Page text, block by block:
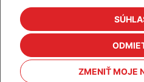
ZMENIŤ MOJE
Kalkulačky
Na stiahnutie